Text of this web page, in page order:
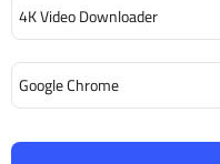
4K Video Downloader
Google Chrome